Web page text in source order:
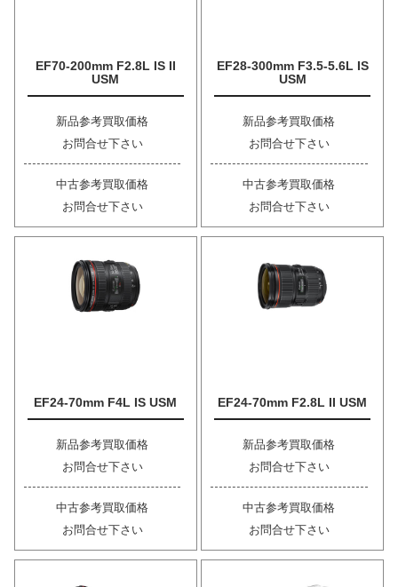
EF70-200mm F2.8L IS II
USM
新品参考買取価格
お問合せ下さい
中古参考買取価格
お問合せ下さい
EF28-300mm F3.5-5.6L IS
USM
新品参考買取価格
お問合せ下さい
中古参考買取価格
お問合せ下さい
EF24-70mm F4L IS USM
新品参考買取価格
お問合せ下さい
中古参考買取価格
お問合せ下さい
EF24-70mm F2.8L II USM
新品参考買取価格
お問合せ下さい
中古参考買取価格
お問合せ下さい